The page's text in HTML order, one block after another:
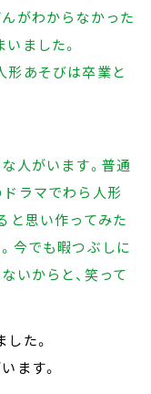
がわからなかった
ました。
形あそびは卒業と
人がいます。普通
ラマでわら人形
と思い作ってみた
今でも暇つぶしに
いからと、笑って
た。
ます。